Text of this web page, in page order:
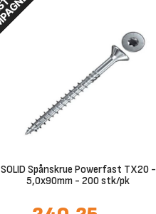
SOLID Spånskrue Powerfast TX20 -
5,0x90mm - 200 stk/pk